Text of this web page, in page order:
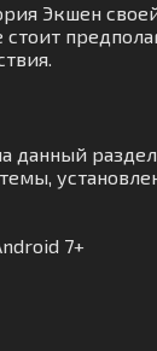
Экшен
стоит
данный
7+